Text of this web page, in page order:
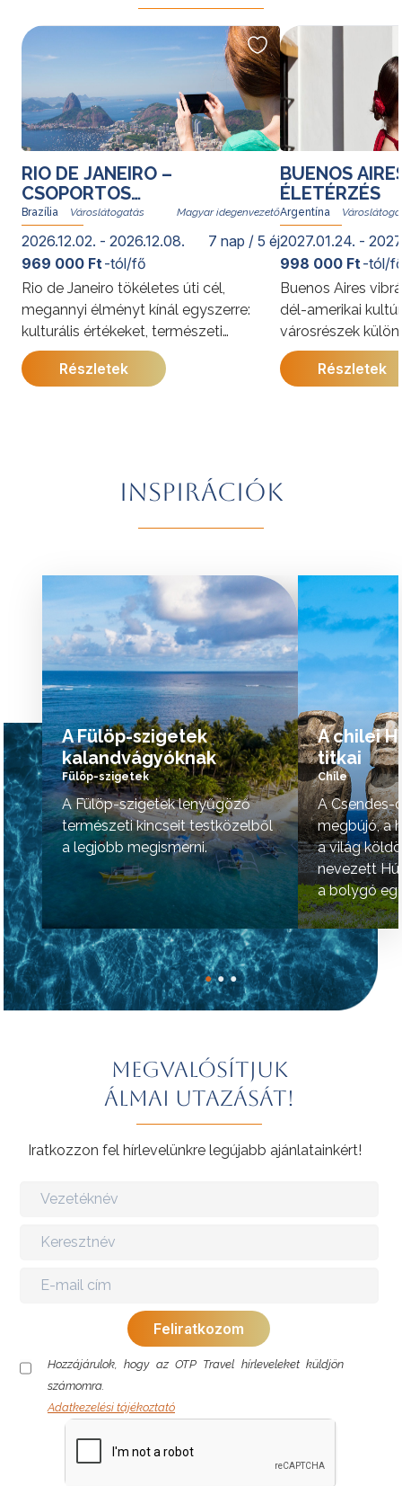
RIO DE JANEIRO –
CSOPORTOS
VÁROSLÁTOGATÁS
Brazília Magyar idegenvezető
2026.12.02. - 2026.12.08. 7 nap / 5 éj
Rio de Janeiro tökéletes úti cél,
megannyi élményt kínál egyszerre:
kulturális értékeket, természeti
kincseket, világhírű strandokat, a
szambát és a bossanovát, izgalmas
További érdekességekért Brazíliáról
A programok sorrendje az indulási
969 000 Ft-tól/fő
Részletek
BUENOS
ÉLETÉRZÉS
Argentína
2027.01.24. -
Buenos Aires
dél-amerikai
városrészek
kínálja. A program
megismerkedhet
természeti
vidék hangulata is
998 000 Ft-tól/
Részletek
Inspirációk
A Fülöp-szigetek
kalandvágyóknak
Fülöp-szigetek
A Fülöp-szigetek lenyűgöző
természeti kincseit testközelből
a legjobb megismerni.
A chilei
titkai
Chile
A Csendes-
megbújó, a
a világ
nevezett
a bolygó
helyének
tovább »
● ● ●
Megvalósítjuk
álmai utazását!
Iratkozzon fel hírlevelünkre legújabb ajánlatainkért!
Hozzájárulok, hogy az OTP Travel hírleveleket küldjön
számomra.
Adatkezelési tájékoztató